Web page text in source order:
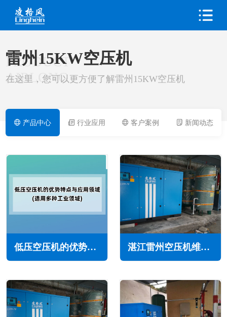
PRODUCT
AIRLONG
雷州15KW空压机
在这里，您可以更方便了解雷州15KW空压机
产品中心 行业应用 客户案例 新闻动态
低压空压机的优势特点与应用领域(适用多种工业领域) 湛江雷州空压机维修保养